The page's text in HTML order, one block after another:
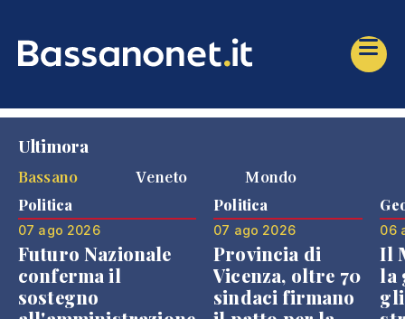
Ultimora
Bassano
Veneto Mondo
Politica
07 ago 2026
Futuro Nazionale
conferma il
sostegno
Politica
07 ago 2026
Provincia di
Vicenza, oltre 70
sindaci firmano
06
Il
la